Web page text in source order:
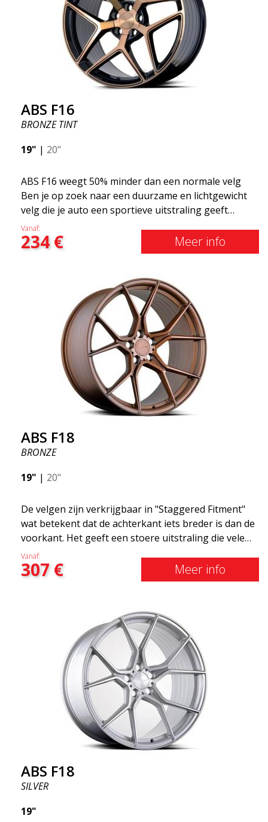
ABS F16
BRONZE TINT
19" | 20"
ABS F16 weegt 50% minder dan een normale velg
Ben je op zoek naar een duurzame en lichtgewicht
velg die je auto een sportieve uitstraling geeft
zonder het shirt te kosten? ABS F16 is onze eigen
poging om kwaliteitsbewuste klanten te voorzien
van een velg die profiteert van de nieuwste
productie. De velgen van de toekomst zijn een
gebied waar de ontwikkeling snel vordert en ABS
F16 staat echt op de voorgrond!
Vanaf:
234€ Meer info
ABS F18
BRONZE
19" | 20"
De velgen zijn verkrijgbaar in "Staggered Fitment"
wat betekent dat de achterkant iets breder is dan de
voorkant. Het geeft een stoere uitstraling die velen
associëren met racen. (kan ook hetzelfde rond
krijgen) Met andere woorden, het ABS F18 zijn
velgen die je auto een iets sportievere uitstraling
velgen zijn die je ongelooflijk goede prestaties
geven. Dit staat in relatie tot wat je ervoor moet
betalen. De geavanceerde productietechnologie
Flow Forming betekent dat de velgen zowel sterker
als lichter zijn dan gewone aluminium wielen. Dit
merk je bij het rijden met het ABS F18. We zijn er
trots op dat we ze in het assortiment hebben!
Vanaf:
307€ Meer info
ABS F18
SILVER
19"